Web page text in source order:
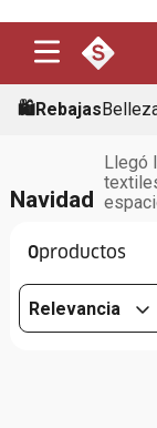
🛍️Rebajas
Navidad
Llegó
0
Relevancia